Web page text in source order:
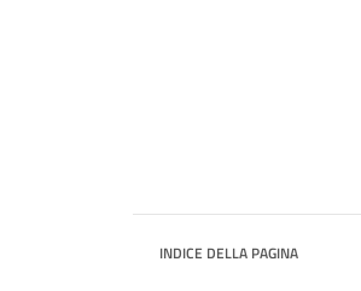
INDICE DELLA PAGINA